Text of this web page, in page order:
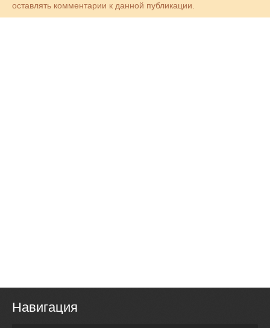
оставлять комментарии к данной публикации.
Навигация